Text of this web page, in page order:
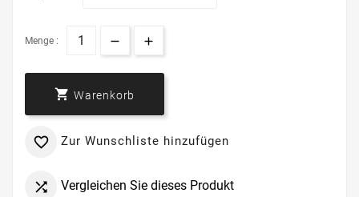
Menge :
 Warenkorb
 Zur Wunschliste hinzufügen
 Vergleichen Sie dieses Produkt